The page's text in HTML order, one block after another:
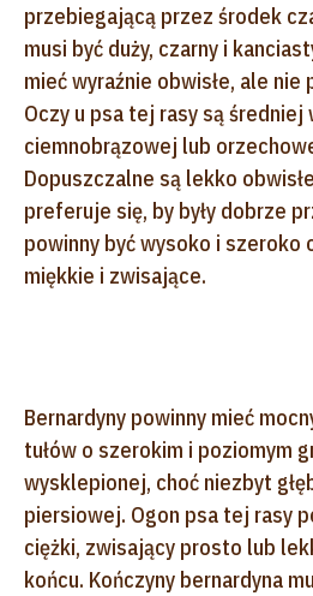
przebiegającą przez środek
musi być duży, czarny i
mieć wyraźnie obwisłe, ale
Oczy u psa tej rasy są średniej
ciemnobrązowej lub
Dopuszczalne są lekko
preferuje się, by były dobrze
powinny być wysoko i szeroko
miękkie i zwisające.
Bernardyny powinny mieć
tułów o szerokim i poziomym
wysklepionej, choć niezbyt
piersiowej. Ogon psa tej rasy
ciężki, zwisający prosto lub
końcu. Kończyny bernardyna